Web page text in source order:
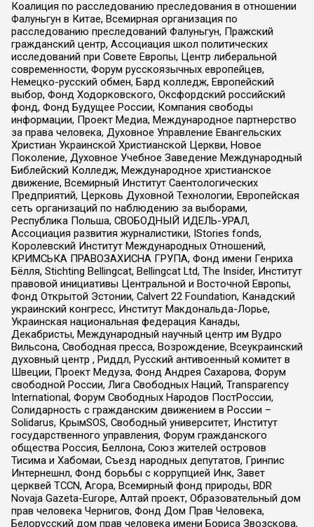
Коалиция по расследованию преследования в отношении
Фалуньгун в Китае, Всемирная организация по
расследованию преследований Фалуньгун, Пражский
гражданский центр, Ассоциация школ политических
исследований при Совете Европы, Центр либеральной
современности, Форум русскоязычных европейцев,
Немецко-русский обмен, Бард колледж, Европейский
выбор, Фонд Ходорковского, Оксфордский российский
фонд, Фонд Будущее России, Компания свободы
информации, Проект Медиа, Международное партнерство
за права человека, Духовное Управление Евангельских
Христиан Украинской Христианской Церкви, Новое
Поколение, Духовное Учебное Заведение Международный
Библейский Колледж, Международное христианское
движение, Всемирный Институт Саентологических
Предприятий, Церковь Духовной Технологии, Европейская
сеть организаций по наблюдению за выборами,
Республика Польша, СВОБОДНЫЙ ИДЕЛЬ-УРАЛ,
Ассоциация развития журналистики, IStories fonds,
Королевский Институт Международных Отношений,
КРИМСЬКА ПРАВОЗАХИСНА ГРУПА, Фонд имени Генриха
Бёлля, Stichting Bellingcat, Bellingcat Ltd, The Insider, Институт
правовой инициативы Центральной и Восточной Европы,
Фонд Открытой Эстонии, Calvert 22 Foundation, Канадский
украинский конгресс, Институт Макдональда-Лорье,
Украинская национальная федерация Канады,
Декабристы, Международный научный центр им Вудро
Вильсона, Свободная пресса, Возрождение, Всеукраинский
духовный центр , Риддл, Русский антивоенный комитет в
Швеции, Проект Медуза, Фонд Андрея Сахарова, Форум
свободной России, Лига Свободных Наций, Transparеncy
International, Форум Свободных Народов ПостРоссии,
Солидарность с гражданским движением в России –
Solidarus, КрымSOS, Свободный университет, Институт
государственного управления, Форум гражданского
общества Россия, Беллона, Союз жителей островов
Тисима и Хабомаи, Съезд народных депутатов, Гринпис
Интернешнл, Фонд борьбы с коррупцией Инк, Завет
церквей TCCN, Агора, Всемирный фонд природы, BDR
Novaja Gazeta-Europe, Алтай проект, Образовательный дом
прав человека Чернигов, Фонд Дом Прав Человека,
Белорусский дом прав человека имени Бориса Звозскова,